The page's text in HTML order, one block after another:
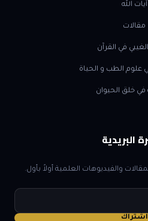
آيات الله
مقالات
في القرآن
علوم الطب و الحياة
في خلق الحيوان
البريدية
والفيديوهات العلمية أولاً بأول.
اشتراك